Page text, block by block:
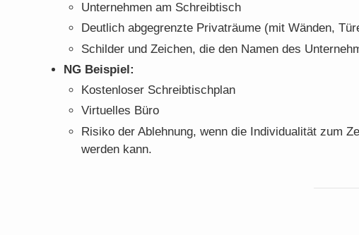
Unternehmen am Schreibtisch
Deutlich abgegrenzte Privaträume (mit Wänden,
Schilder und Zeichen, die den Namen des
NG Beispiel:
Kostenloser Schreibtischplan
Virtuelles Büro
Risiko der Ablehnung, wenn die Individualität zum
werden kann.